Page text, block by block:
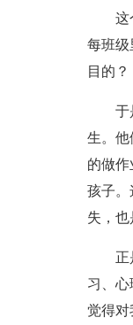
这
每班级
目的？
于
生。他
的做
孩子。
失，也
正
习、
觉得对